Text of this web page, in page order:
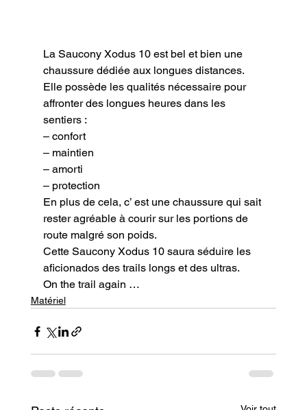
La Saucony Xodus 10 est bel et bien une
chaussure dédiée aux longues distances.
Elle possède les qualités nécessaire pour
affronter des longues heures dans les
sentiers :
– confort
– maintien
– amorti
– protection
En plus de cela, c’ est une chaussure qui sait
rester agréable à courir sur les portions de
route malgré son poids.
Cette Saucony Xodus 10 saura séduire les
aficionados des trails longs et des ultras.
On the trail again …
Matériel